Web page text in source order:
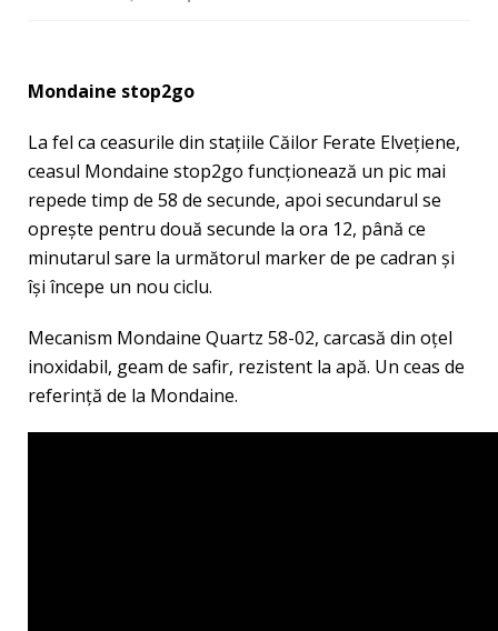
Mondaine stop2go
La fel ca ceasurile din stațiile Căilor Ferate Elvețiene,
ceasul Mondaine stop2go funcționează un pic mai
repede timp de 58 de secunde, apoi secundarul se
oprește pentru două secunde la ora 12, până ce
minutarul sare la următorul marker de pe cadran și
își începe un nou ciclu.
Mecanism Mondaine Quartz 58-02, carcasă din oțel
inoxidabil, geam de safir, rezistent la apă. Un ceas de
referință de la Mondaine.